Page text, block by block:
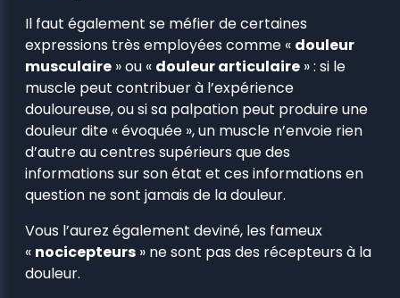
Il faut également se méfier de certaines
expressions très employées comme « douleur
musculaire » ou « douleur articulaire » : si le
muscle peut contribuer à l’expérience
douloureuse, ou si sa palpation peut produire une
douleur dite « évoquée », un muscle n’envoie rien
d’autre au centres supérieurs que des
informations sur son état et ces informations en
question ne sont jamais de la douleur.
Vous l’aurez également deviné, les fameux
« nocicepteurs » ne sont pas des récepteurs à la
douleur.